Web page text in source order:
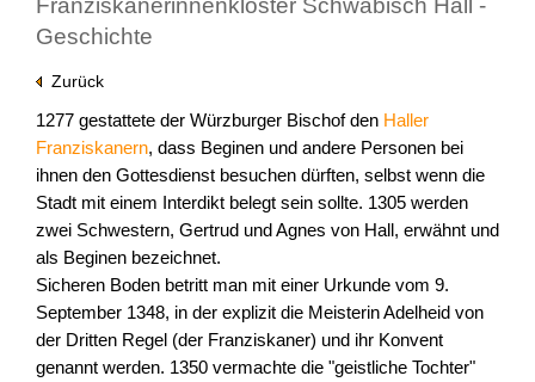
Franziskanerinnenkloster Schwäbisch Hall -
Geschichte
Zurück
1277 gestattete der Würzburger Bischof den Haller
Franziskanern, dass Beginen und andere Personen bei
ihnen den Gottesdienst besuchen dürften, selbst wenn die
Stadt mit einem Interdikt belegt sein sollte. 1305 werden
zwei Schwestern, Gertrud und Agnes von Hall, erwähnt und
als Beginen bezeichnet.
Sicheren Boden betritt man mit einer Urkunde vom 9.
September 1348, in der explizit die Meisterin Adelheid von
der Dritten Regel (der Franziskaner) und ihr Konvent
genannt werden. 1350 vermachte die "geistliche Tochter"